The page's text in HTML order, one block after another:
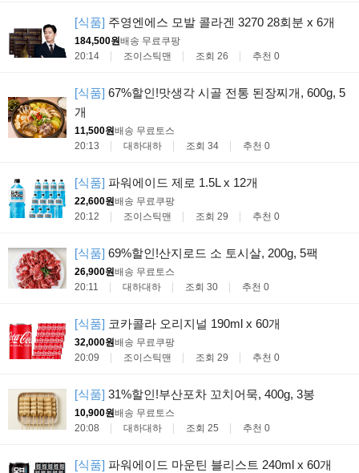
[식품] 주영엔에스 모발 콜라겐 3270 28회분 x 6개
184,500원배송 무료쿠팡
20:14
조이스틱맨 조회 26 추천 0
[식품] 67%할인!맛생각 시골 전통 된장찌개, 600g, 5
개
11,500원배송 무료토스
20:13
대하대하 조회 34 추천 0
[식품] 파워에이드 제로 1.5L x 12개
22,600원배송 무료쿠팡
20:12
조이스틱맨 조회 29 추천 0
[식품] 69%할인!산지로드 소 토시살, 200g, 5팩
26,900원배송 무료토스
20:11
대하대하 조회 30 추천 0
[식품] 코카콜라 오리지널 190ml x 60개
32,000원배송 무료쿠팡
20:09
조이스틱맨 조회 29 추천 0
[식품] 31%할인!부산포차 꼬치어묵, 400g, 3봉
10,900원배송 무료토스
20:08
대하대하 조회 25 추천 0
[식품] 파워에이드 마운틴 블리스트 240ml x 60개